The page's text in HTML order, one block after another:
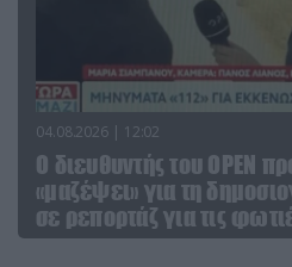
04.08.2026 | 12:02
O διευθυντής του OPEN
«μαζέψει» για τη
σε ρεπορτάζ για τις